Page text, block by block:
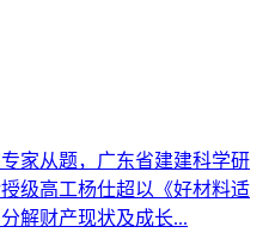
家从题，广东省建建科学研
级高工杨仕超以《好材料适
解财产现状及成长...